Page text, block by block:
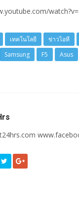
เทคโนโลยี ข่าวไอที
Samsung F5 Asus